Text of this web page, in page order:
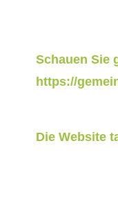
Schauen Sie
https://
Die Website